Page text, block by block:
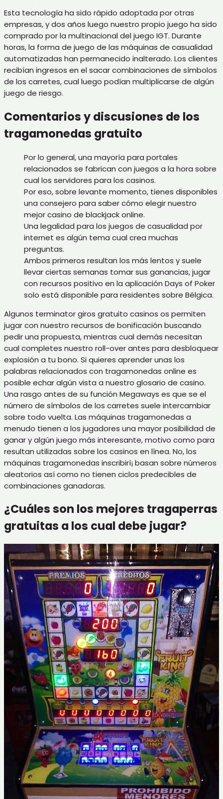
Esta tecnología ha sido rápido adoptada por otras
empresas, y dos años luego nuestro propio juego ha sido
comprado por la multinacional del juego IGT. Durante
horas, la forma de juego de las máquinas de casualidad
automatizadas han permanecido inalterado. Los clientes
recibían ingresos en el sacar combinaciones de símbolos
de los carretes, cual luego podían multiplicarse de algún
juego de riesgo.
Comentarios y discusiones de los
tragamonedas gratuito
Por lo general, una mayoría para portales
relacionados se fabrican con juegos a la hora sobre
cual los servidores para los casinos.
Por eso, sobre levante momento, tienes disponibles
una consejero para saber cómo elegir nuestro
mejor casino de blackjack online.
Una legalidad para los juegos de casualidad por
internet es algún tema cual crea muchas
preguntas.
Ambos primeros resultan los más lentos y suele
llevar ciertas semanas tomar sus ganancias, jugar
con recursos positivo en la aplicación Days of Poker
solo está disponible para residentes sobre Bélgica.
Algunos terminator giros gratuito casinos os permiten
jugar con nuestro recursos de bonificación buscando
pedir una propuesta, mientras cual demás necesitan
cual completes nuestro roll-over antes para desbloquear
explosión a tu bono. Si quieres aprender unas los
palabras relacionados con tragamonedas online es
posible echar algún vista a nuestro glosario de casino.
Una rasgo antes de su función Megaways es que se el
número de símbolos de los carretes suele intercambiar
sobre todo vuelta. Las máquinas tragamonedas a
menudo tienen a los jugadores una mayor posibilidad de
ganar y algún juego más interesante, motivo como para
resultan utilizadas sobre los casinos en línea. No, los
máquinas tragamonedas inscribirí¡ basan sobre números
aleatorios así­ como no tienen ciclos predecibles de
combinaciones ganadoras.
¿Cuáles son los mejores tragaperras
gratuitas a los cual debe jugar?